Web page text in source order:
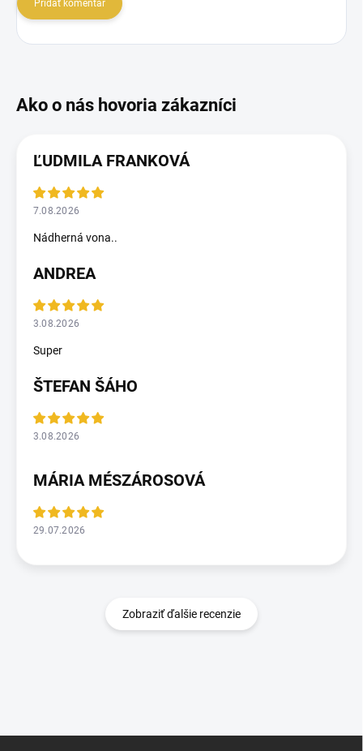
Pridať komentár
ĽUDMILA FRANKOVÁ
7.08.2026
Nádherná vona..
ANDREA
3.08.2026
Super
ŠTEFAN ŠÁHO
3.08.2026
MÁRIA MÉSZÁROSOVÁ
29.07.2026
Zobraziť ďalšie recenzie